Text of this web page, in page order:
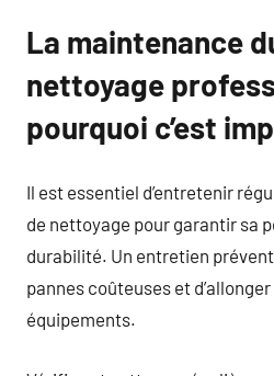
La maintenance
nettoyage
pourquoi c’est
Il est essentiel d’entretenir
de nettoyage pour garantir sa
durabilité. Un entretien
pannes coûteuses et
équipements.